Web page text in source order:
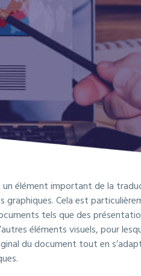
élément important de la
graphiques. Cela est
tels que des
éléments visuels, pour
du document tout en